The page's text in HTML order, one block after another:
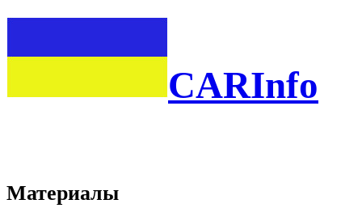
CARInfo
Материалы